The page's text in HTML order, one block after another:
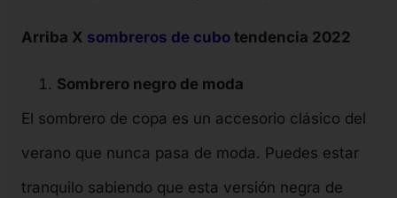
Arriba X sombreros de cubo tendencia 2022
Sombrero negro de moda
El sombrero de copa es un accesorio clásico del
verano que nunca pasa de moda. Puedes estar
tranquilo sabiendo que esta versión negra de